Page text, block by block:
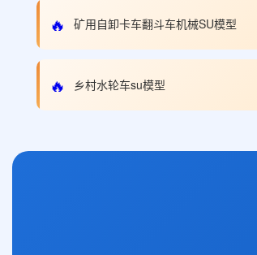
🔥 矿用自卸卡车翻斗车机械SU模型
🔥 乡村水轮车su模型